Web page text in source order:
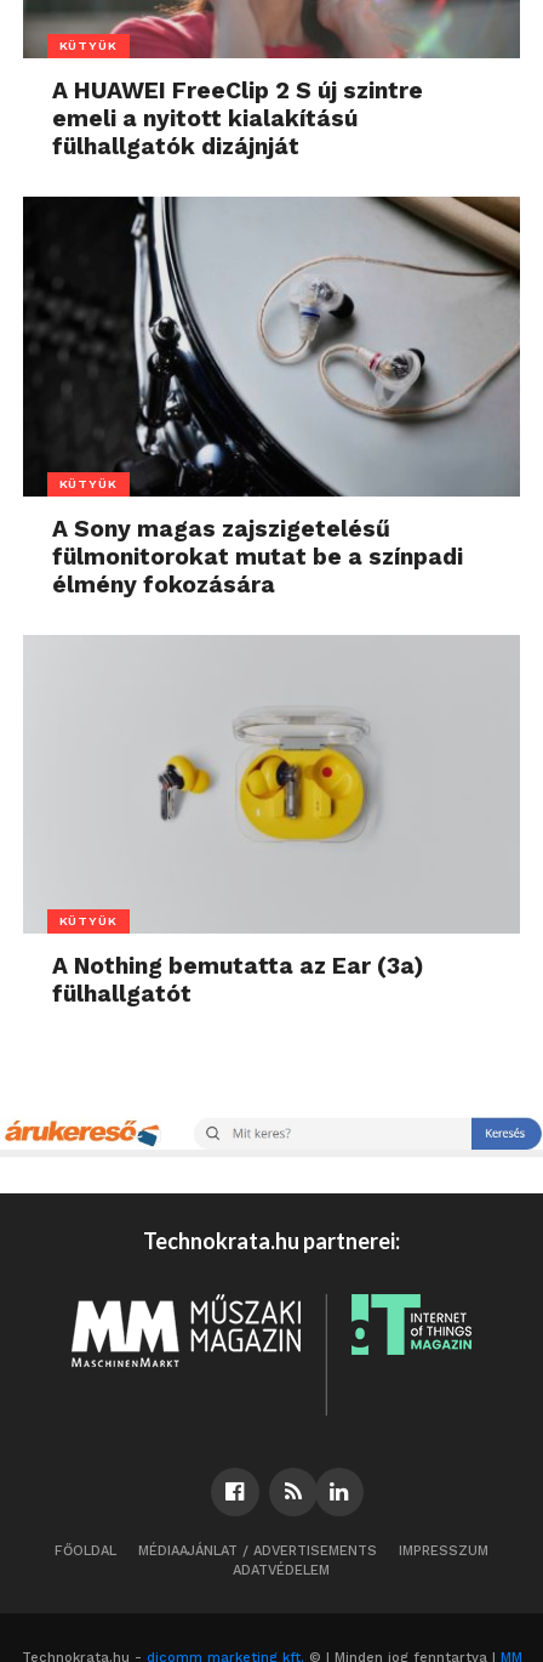
KÜTYÜK
A HUAWEI FreeClip 2 S új szintre
emeli a nyitott kialakítású
fülhallgatók dizájnját
KÜTYÜK
A Sony magas zajszigetelésű
fülmonitorokat mutat be a színpadi
élmény fokozására
KÜTYÜK
A Nothing bemutatta az Ear (3a)
fülhallgatót
Technokrata.hu partnerei:
FŐOLDAL MÉDIAAJÁNLAT / ADVERTISEMENTS
IMPRESSZUM
ADATVÉDELEM
Technokrata.hu - dicomm marketing kft. © | Minden jog fenntartva | MM